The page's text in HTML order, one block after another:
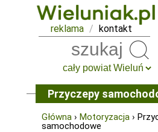
reklama / kontakt
Przyczepy
Główna › Motoryzacja ›
samochodowe